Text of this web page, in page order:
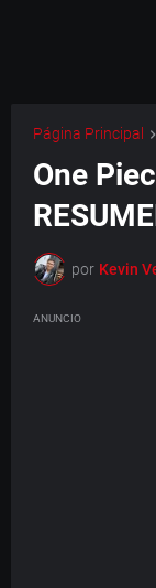
Página Principal
One
por Kevin
ANUNCIO